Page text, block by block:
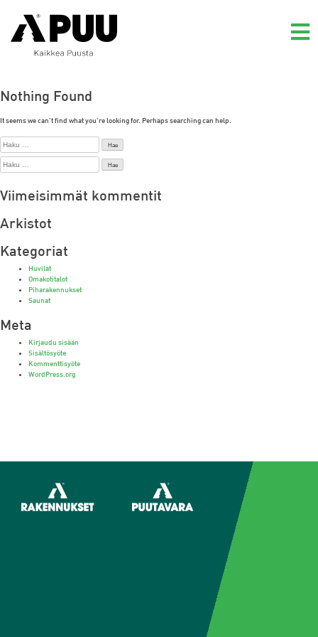
content
Nothing Found
It seems we can’t find what you’re looking for. Perhaps searching can help.
Haku:
Haku:
Viimeisimmät kommentit
Arkistot
Kategoriat
Huvilat
Omakotitalot
Piharakennukset
Saunat
Meta
Kirjaudu sisään
Sisältösyöte
Kommenttisyöte
WordPress.org